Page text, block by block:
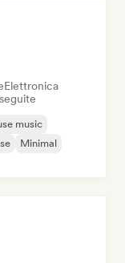
Elettronica
music
Minimal